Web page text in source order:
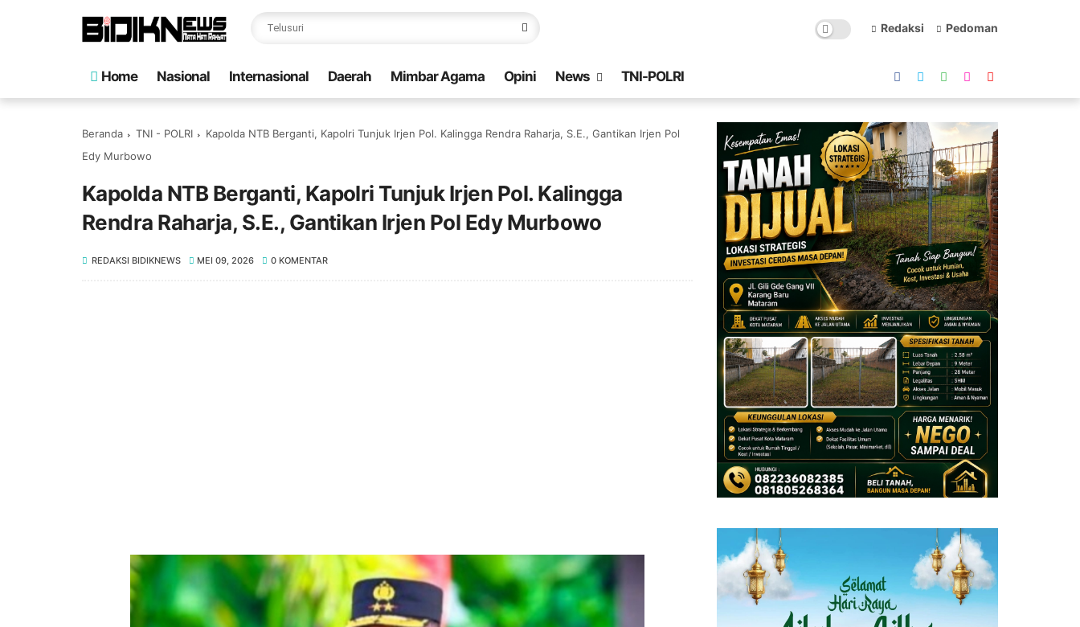
Redaksi Pedoman
Home Nasional Internasional Daerah Mimbar Agama Opini News TNI-POLRI
Beranda TNI - POLRI
‎Kapolda NTB Berganti, Kapolri Tunjuk Irjen Pol. Kalingga Rendra Raharja, S.E., Gantikan Irjen Pol
Edy Murbowo
‎Kapolda NTB Berganti, Kapolri Tunjuk Irjen Pol. Kalingga
Rendra Raharja, S.E., Gantikan Irjen Pol Edy Murbowo
REDAKSI BIDIKNEWS MEI 09, 2026 0 KOMENTAR